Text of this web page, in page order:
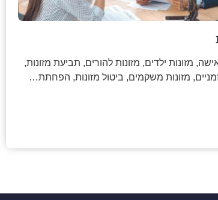
מזונות ילדים, מזונות להורים, תביעת מזונות,
זמניים, מזונות משקמים, ביטול מזונות, הפחתת…